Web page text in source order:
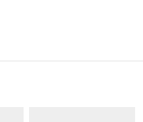
っていた部長がカフェ